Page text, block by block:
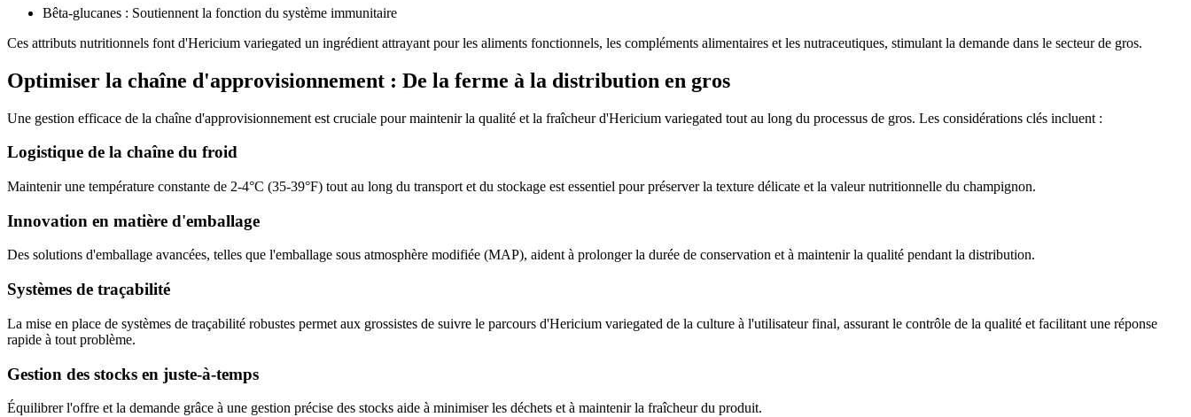
Bêta-glucanes : Soutiennent la fonction du système immunitaire
Ces attributs nutritionnels font d'Hericium variegated un ingrédient attrayant pour les aliments fonctionnels, les compléments alimentaires et les nutraceutiques, stimulant la demande dans le secteur de gros.
Optimiser la chaîne d'approvisionnement : De la ferme à la distribution en gros
Une gestion efficace de la chaîne d'approvisionnement est cruciale pour maintenir la qualité et la fraîcheur d'Hericium variegated tout au long du processus de gros. Les considérations clés incluent :
Logistique de la chaîne du froid
Maintenir une température constante de 2-4°C (35-39°F) tout au long du transport et du stockage est essentiel pour préserver la texture délicate et la valeur nutritionnelle du champignon.
Innovation en matière d'emballage
Des solutions d'emballage avancées, telles que l'emballage sous atmosphère modifiée (MAP), aident à prolonger la durée de conservation et à maintenir la qualité pendant la distribution.
Systèmes de traçabilité
La mise en place de systèmes de traçabilité robustes permet aux grossistes de suivre le parcours d'Hericium variegated de la culture à l'utilisateur final, assurant le contrôle de la qualité et facilitant une réponse
rapide à tout problème.
Gestion des stocks en juste-à-temps
Équilibrer l'offre et la demande grâce à une gestion précise des stocks aide à minimiser les déchets et à maintenir la fraîcheur du produit.